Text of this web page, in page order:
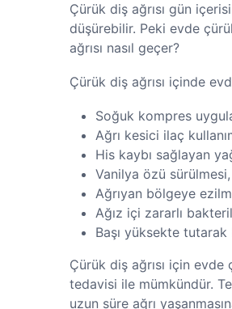
Çürük diş ağrısı gün
düşürebilir. Peki evde
ağrısı nasıl geçer?
Çürük diş ağrısı içinde
Soğuk kompres
Ağrı kesici ilaç
His kaybı sağlayan
Vanilya özü sürülmesi,
Ağrıyan bölgeye
Ağız içi zararlı
Başı yüksekte tutarak
Çürük diş ağrısı için
tedavisi ile mümkündür.
uzun süre ağrı